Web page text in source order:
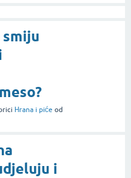
Hrana i piće od
i